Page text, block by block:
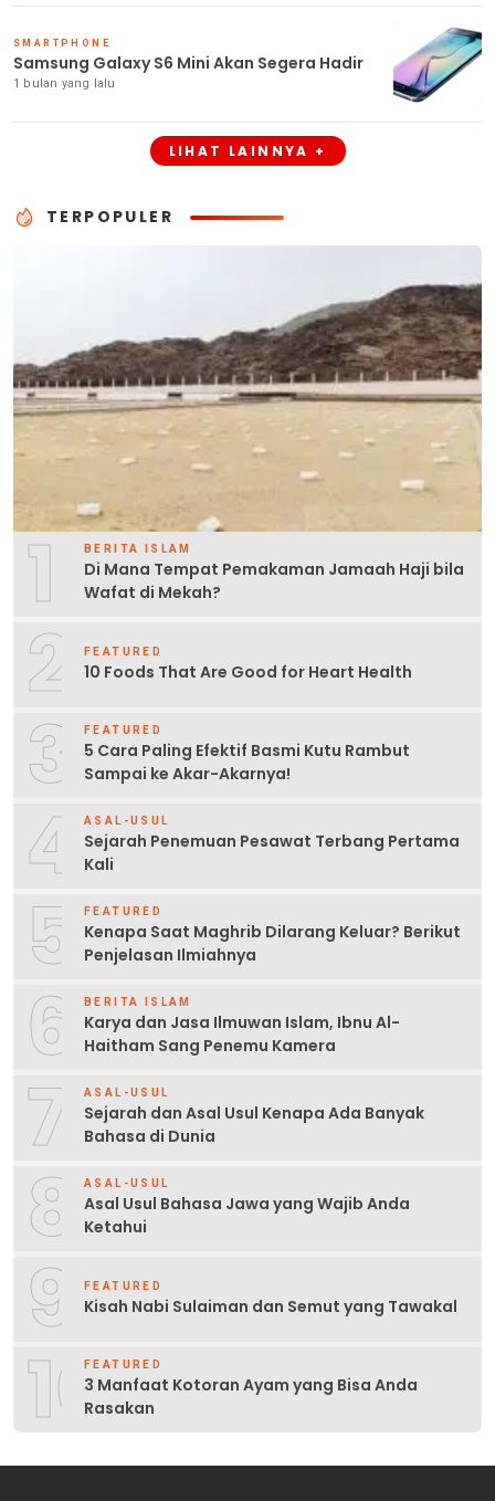
SMARTPHONE
Samsung Galaxy S6 Mini Akan Segera Hadir
1 bulan yang lalu
LIHAT LAINNYA +
TERPOPULER
1 BERITA ISLAM
Di Mana Tempat Pemakaman Jamaah Haji bila
Wafat di Mekah?
2 FEATURED
10 Foods That Are Good for Heart Health
3 FEATURED
5 Cara Paling Efektif Basmi Kutu Rambut
Sampai ke Akar-Akarnya!
4 ASAL-USUL
Sejarah Penemuan Pesawat Terbang Pertama
Kali
5 FEATURED
Kenapa Saat Maghrib Dilarang Keluar? Berikut
Penjelasan Ilmiahnya
6 BERITA ISLAM
Karya dan Jasa Ilmuwan Islam, Ibnu Al-
Haitham Sang Penemu Kamera
7 ASAL-USUL
Sejarah dan Asal Usul Kenapa Ada Banyak
Bahasa di Dunia
8 ASAL-USUL
Asal Usul Bahasa Jawa yang Wajib Anda
Ketahui
9 FEATURED
Kisah Nabi Sulaiman dan Semut yang Tawakal
10FEATURED
3 Manfaat Kotoran Ayam yang Bisa Anda
Rasakan